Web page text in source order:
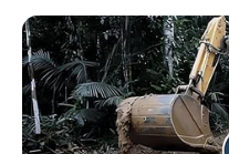
Le Tirage
en or de Logic-
Les meilleurs de ces